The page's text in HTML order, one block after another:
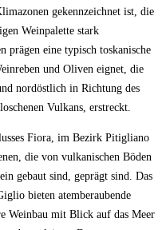
gekennzeichnet ist, die
Weinpalette stark
prägen eine typisch toskanische
und Oliven eignet, die
nordöstlich in Richtung des
Vulkans, erstreckt.
Fiora, im Bezirk Pitigliano
die von vulkanischen Böden
gebaut sind, geprägt sind. Das
bieten atemberaubende
Weinbau mit Blick auf das Meer